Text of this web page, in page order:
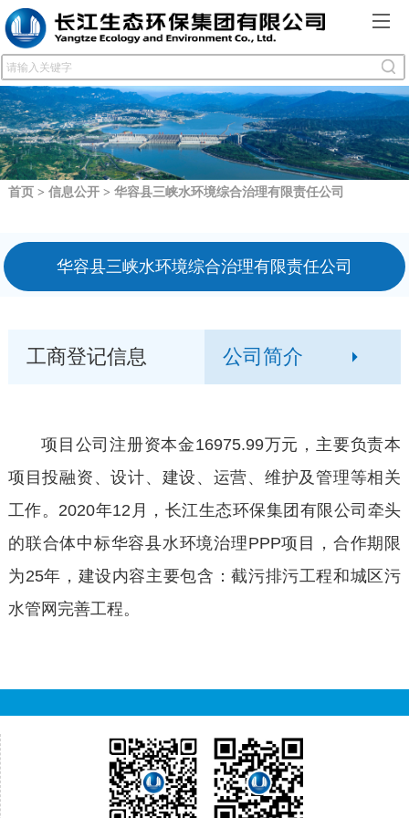
首页 > 信息公开 > 华容县三峡水环境综合治理有限责任公司
华容县三峡水环境综合治理有限责任公司
工商登记信息 公司简介
项目公司注册资本金16975.99万元，主要负责本
项目投融资、设计、建设、运营、维护及管理等相关
工作。2020年12月，长江生态环保集团有限公司牵头
的联合体中标华容县水环境治理PPP项目，合作期限
为25年，建设内容主要包含：截污排污工程和城区污
水管网完善工程。